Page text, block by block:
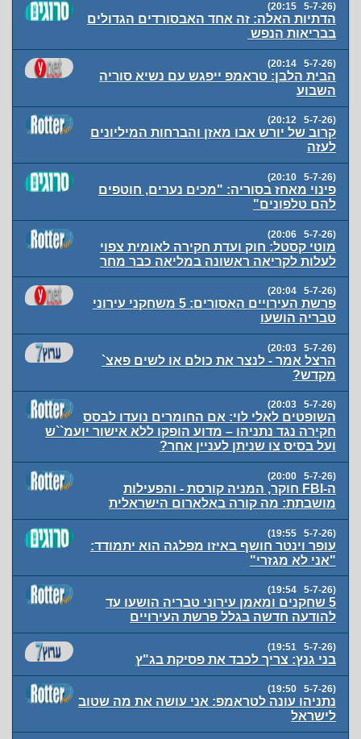
(5-7-26 20:15)
הדתיות האלה: זה אחד האבסורדים הגדולים
בבריאות הנפש
(5-7-26 20:14)
הבית הלבן: טראמפ ייפגש עם נשיא סוריה
השבוע
(5-7-26 20:12)
קרוב של יורש אבו מאזן והברחות המיליונים
לעזה
(5-7-26 20:10)
פינוי מאחז בסוריה: "מכים נערים, חוטפים
להם טלפונים"
(5-7-26 20:06)
מוטי קסטל: חוק ועדת חקירה לאומית צפוי
לעלות לקריאה ראשונה במליאה כבר מחר
(5-7-26 20:04)
פרשת העירויים האסורים: 5 משחקני עירוני
טבריה הושעו
(5-7-26 20:03)
הרצל אמר - לנצר את כולם או לשים פאצ`
מקדש?
(5-7-26 20:03)
השופטים לאלי לוי: אם החומרים נועדו לבסס
חקירה נגד נתניהו – מדוע הופקו ללא אישור יועמ``ש
ועל בסיס צו שניתן לעניין אחר?
(5-7-26 20:00)
ה-FBI חוקר, המניה קורסת - והפעילות
מושבתת: מה קורה באלארום הישראלית
(5-7-26 19:55)
עופר וינטר חושף באיזו מפלגה הוא יתמודד:
"אני לא מגזרי"
(5-7-26 19:54)
5 שחקנים ומאמן עירוני טבריה הושעו עד
להודעה חדשה בגלל פרשת העירויים
(5-7-26 19:51)
בני גנץ: צריך לכבד את פסיקת בג"ץ
(5-7-26 19:50)
נתניהו עונה לטראמפ: אני עושה את מה שטוב
לישראל